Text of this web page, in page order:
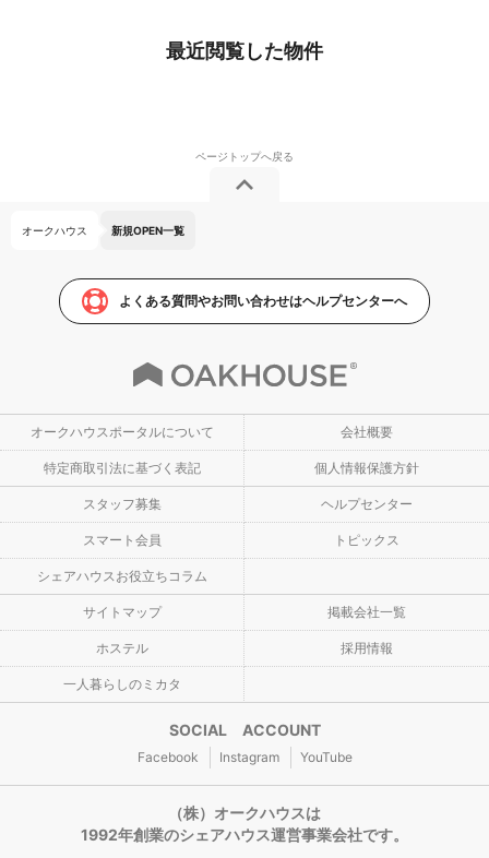
最近閲覧した物件
オークハウス 新規OPEN一覧
よくある質問やお問い合わせはヘルプセンターへ
オークハウスポータルについて 会社概要
特定商取引法に基づく表記 個人情報保護方針
スタッフ募集 ヘルプセンター
スマート会員 トピックス
シェアハウスお役立ちコラム
サイトマップ 掲載会社一覧
ホステル 採用情報
一人暮らしのミカタ
SOCIAL ACCOUNT
Facebook Instagram YouTube
（株）オークハウスは
1992年創業のシェアハウス運営事業会社です。